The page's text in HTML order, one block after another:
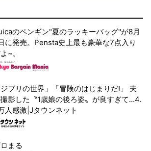
のペンギン"夏のラッキーバッグ"が8月
に発売。Pensta史上最も豪華な7点入り
~。
ジブリの世界」「冒険のはじまりだ!」 夫
影した〝1歳娘の後ろ姿〟が良すぎて...4.
人感激|Jタウンネット
まる